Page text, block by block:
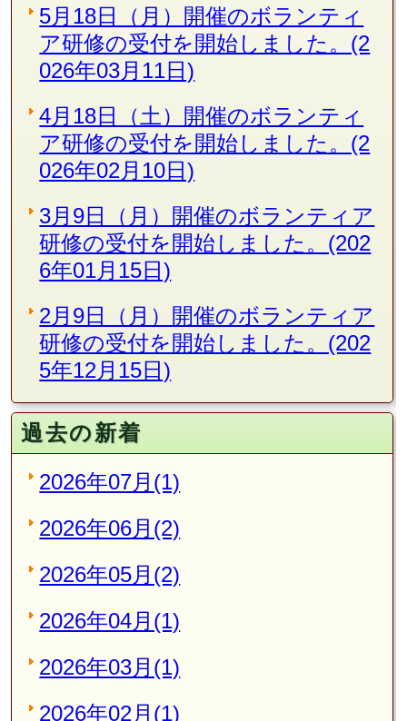
5月18日（月）開催のボランティ
ア研修の受付を開始しました。(2
026年03月11日)
4月18日（土）開催のボランティ
ア研修の受付を開始しました。(2
026年02月10日)
3月9日（月）開催のボランティア
研修の受付を開始しました。(202
6年01月15日)
2月9日（月）開催のボランティア
研修の受付を開始しました。(202
5年12月15日)
過去の新着
2026年07月(1)
2026年06月(2)
2026年05月(2)
2026年04月(1)
2026年03月(1)
2026年02月(1)